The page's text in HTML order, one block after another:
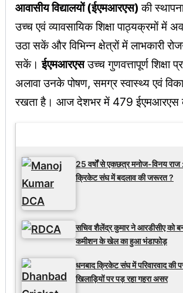
आवासीय विद्यालयों (ईएमआरएस)की
उच्च एवं व्यावसायिक शिक्षा पाठ्यक्रमों में
उठा सकें और विभिन्न क्षेत्रों में लाभकारी
सकें।ईएमआरएसउच्च गुणवत्तापूर्ण शिक्षा
अलावा उनके पोषण, समग्र स्वास्थ्य एवं
रखता है। आज देशभर में 479 ईएमआरएस
25 वर्षों से एकछत्र मनोज-विनय राज
क्रिकेट संघ में बदलाव की जरूरत ?
सचिव शैलेंद्र कुमार ने आरडीसीए को
कमीशन के खेल का हुआ भंडाफोड़
धनबाद क्रिकेट संघ में परिवारवाद की
खिलाड़ियों पर पड़ रहा गहरा असर